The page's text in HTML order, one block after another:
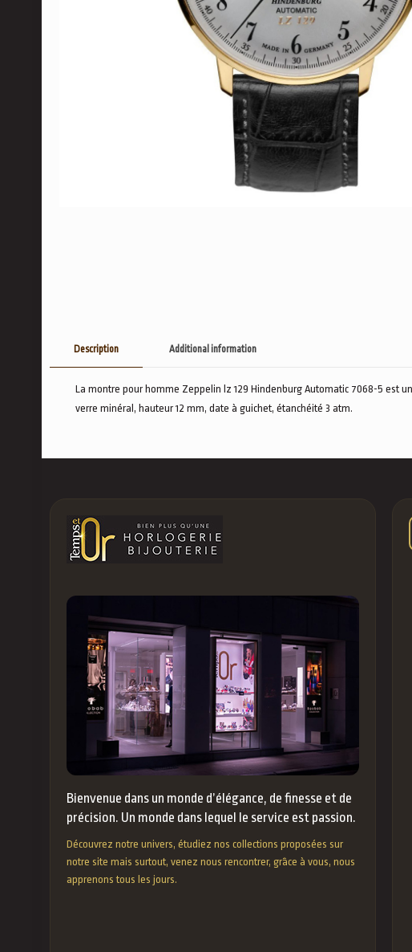
Description Additional information
La montre pour homme Zeppelin lz 129 Hindenburg Automatic 7068-5 est
verre minéral, hauteur 12 mm, date à guichet, étanchéité 3 atm.
Bienvenue dans un monde d’élégance, de finesse et de
précision. Un monde dans lequel le service est passion.
Découvrez notre univers, étudiez nos collections proposées sur
notre site mais surtout, venez nous rencontrer, grâce à vous, nous
apprenons tous les jours.